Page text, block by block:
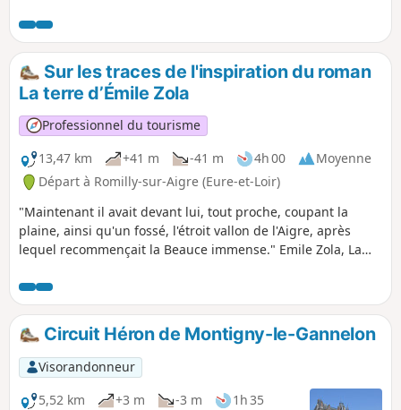
avant de partir vers le Bois de Saint-Martin du
côté de Saint-Denis-les-Ponts.
Sur les traces de l'inspiration du roman
La terre d’Émile Zola
Professionnel du tourisme
13,47 km
+41 m -41 m 4h 00
Moyenne
Départ à Romilly-sur-Aigre (Eure-et-Loir)
"Maintenant il avait devant lui, tout proche, coupant la
plaine, ainsi qu'un fossé, l'étroit vallon de l'Aigre, après
lequel recommençait la Beauce immense." Emile Zola, La
département qu'Émile Zola décida de séjourner pour écrire
un de ses romans les plus connus, La terre.
Circuit Héron de Montigny-le-Gannelon
Visorandonneur
5,52 km
+3 m -3 m
1h 35